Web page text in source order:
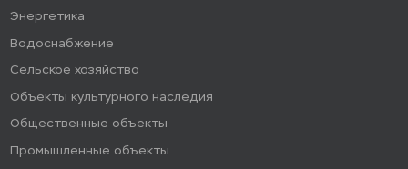
Энергетика
Водоснабжение
Сельское хозяйство
Объекты культурного наследия
Общественные объекты
Промышленные объекты